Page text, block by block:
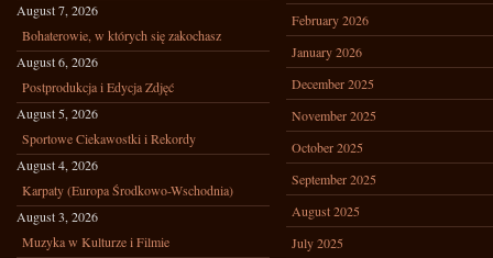
August 7, 2026
Bohaterowie, w których się zakochasz
August 6, 2026
Postprodukcja i Edycja Zdjęć
August 5, 2026
Sportowe Ciekawostki i Rekordy
August 4, 2026
Karpaty (Europa Środkowo-Wschodnia)
August 3, 2026
Muzyka w Kulturze i Filmie
February 2026
January 2026
December 2025
November 2025
October 2025
September 2025
August 2025
July 2025